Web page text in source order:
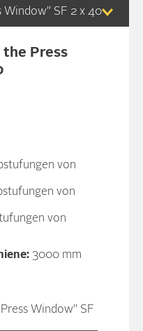
Window” SF 2 x 40
the Press
von
von
von
3000 mm